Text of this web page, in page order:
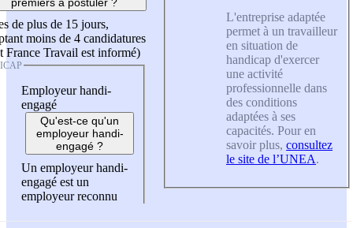
de plus de 15 jours,
moins de 4 candidatures
France Travail est informé)
Employeur handi-
engagé
Qu'est-ce qu'un
employeur handi-
engagé ?
Un employeur handi-
engagé est un
employeur reconnu
L'entreprise adaptée
permet à un travailleur
en situation de
handicap d'exercer
une activité
professionnelle dans
des conditions
adaptées à ses
capacités. Pour en
savoir plus, consultez
le site de l’UNEA.